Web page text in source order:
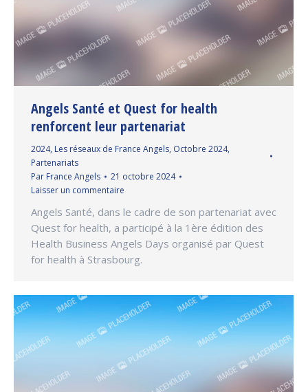
Angels Santé et Quest for health
renforcent leur partenariat
2024, Les réseaux de France Angels, Octobre 2024,
Partenariats
Par France Angels
21 octobre 2024
Laisser un commentaire
Angels Santé, dans le cadre de son partenariat avec
Quest for health, a participé à la 1ère édition des
Health Business Angels Days organisé par Quest
for health à Strasbourg.